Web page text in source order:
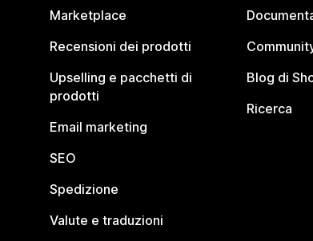
Marketplace
Recensioni dei prodotti
Upselling e pacchetti di
prodotti
Email marketing
SEO
Spedizione
Valute e traduzioni
Blog di
Ricerca